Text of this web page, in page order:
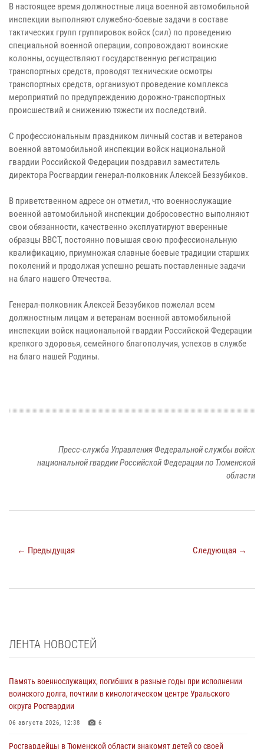
В настоящее время должностные лица военной автомобильной
инспекции выполняют служебно-боевые задачи в составе
тактических групп группировок войск (сил) по проведению
специальной военной операции, сопровождают воинские
колонны, осуществляют государственную регистрацию
транспортных средств, проводят технические осмотры
транспортных средств, организуют проведение комплекса
мероприятий по предупреждению дорожно-транспортных
происшествий и снижению тяжести их последствий.
С профессиональным праздником личный состав и ветеранов
военной автомобильной инспекции войск национальной
гвардии Российской Федерации поздравил заместитель
директора Росгвардии генерал-полковник Алексей Беззубиков.
В приветственном адресе он отметил, что военнослужащие
военной автомобильной инспекции добросовестно выполняют
свои обязанности, качественно эксплуатируют вверенные
образцы ВВСТ, постоянно повышая свою профессиональную
квалификацию, приумножая славные боевые традиции старших
поколений и продолжая успешно решать поставленные задачи
на благо нашего Отечества.
Генерал-полковник Алексей Беззубиков пожелал всем
должностным лицам и ветеранам военной автомобильной
инспекции войск национальной гвардии Российской Федерации
крепкого здоровья, семейного благополучия, успехов в службе
на благо нашей Родины.
Пресс-служба Управления Федеральной службы войск
национальной гвардии Российской Федерации по Тюменской
области
← Предыдущая Следующая →
ЛЕНТА НОВОСТЕЙ
Память военнослужащих, погибших в разные годы при исполнении
воинского долга, почтили в кинологическом центре Уральского
округа Росгвардии
06 августа 2026, 12:38 6
Росгвардейцы в Тюменской области знакомят детей со своей